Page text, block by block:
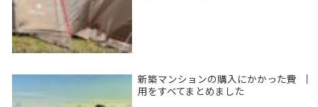
新築マンションの購入にかかった費
用をすべてまとめました